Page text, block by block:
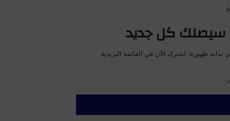
سيصلك كل جديد
ظهورة، اشترك الآن في القائمة البريدية